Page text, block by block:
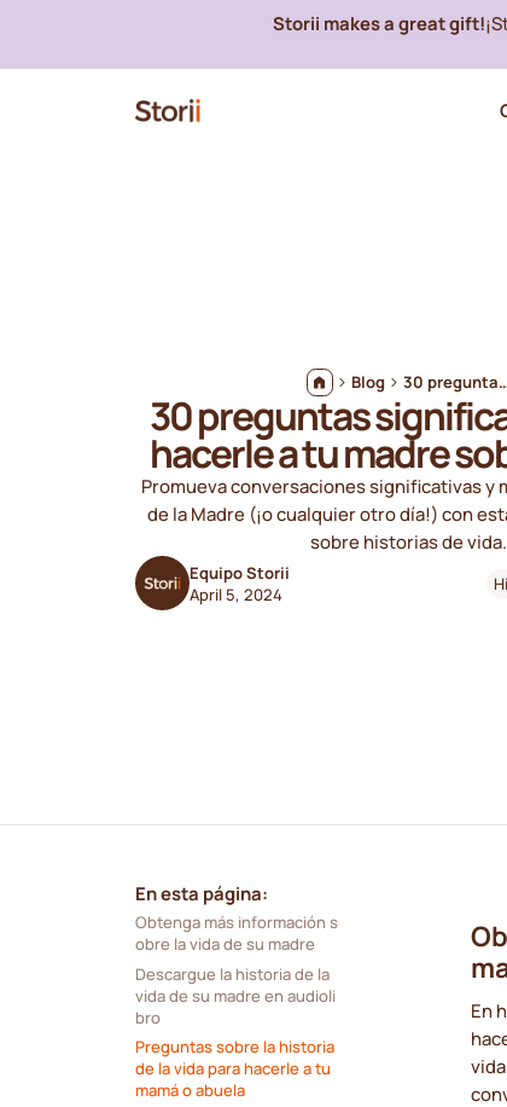
Storii makes a great gift!
Blog 30 preguntas significativas
30 preguntas
hacerle a tu madre
Promueva conversaciones significativas y
de la Madre (¡o cualquier otro día!) con
sobre historias de vida.
Equipo Storii
April 5, 2024
En esta página:
Obtenga más información s
obre la vida de su madre
Descargue la historia de la
vida de su madre en audioli
bro
Preguntas sobre la historia
de la vida para hacerle a tu
mamá o abuela
En